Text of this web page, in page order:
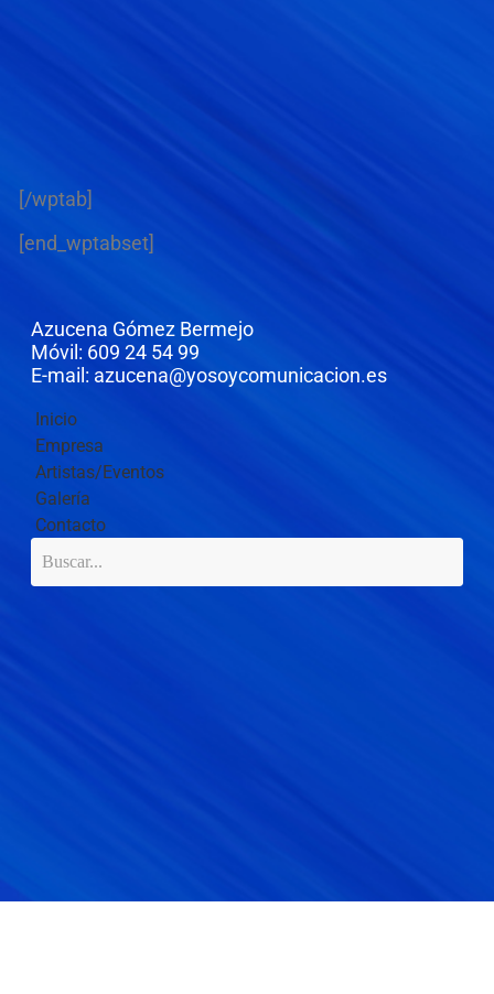
[/wptab]
[end_wptabset]
Azucena Gómez Bermejo
Móvil: 609 24 54 99
E-mail: azucena@yosoycomunicacion.es
Inicio
Empresa
Artistas/Eventos
Galería
Contacto